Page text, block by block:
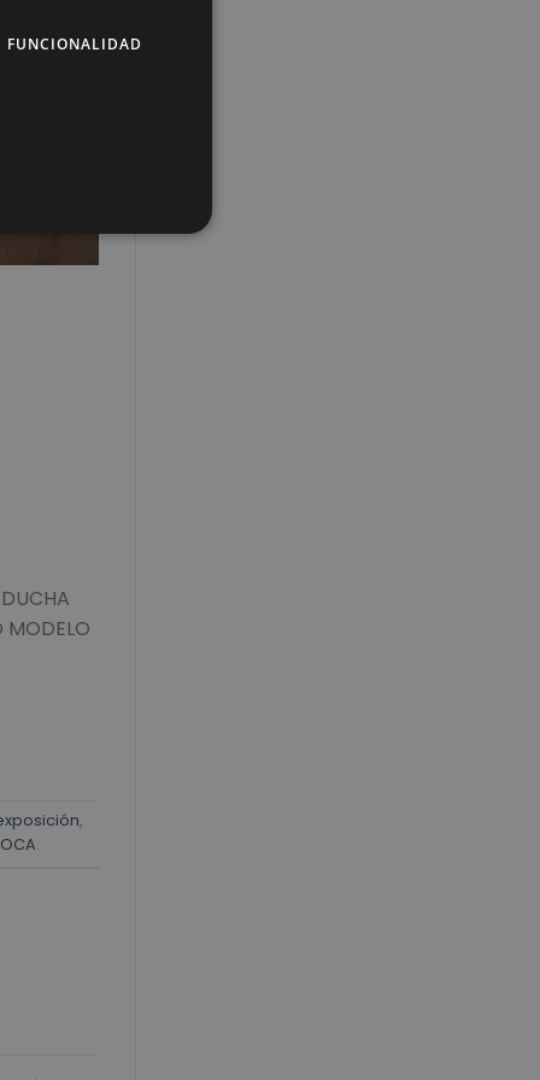
MODELO
,
.
FUNCIONALIDAD